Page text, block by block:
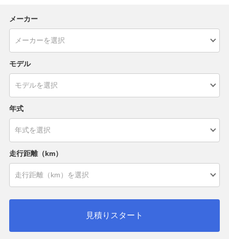
メーカー
モデル
年式
走行距離（km）
見積りスタート